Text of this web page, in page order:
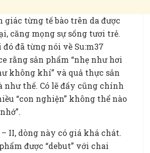
giác từng tế bào trên da được
căng mọng sự sống tươi trẻ.
đã từng nói về Su:m37
rằng sản phẩm “nhẹ như hơi
không khí” và quả thực sản
như thế. Có lẽ đấy cũng chính
“con nghiện” không thể nào
II, dòng này có giá khá chát.
được “debut” với chai